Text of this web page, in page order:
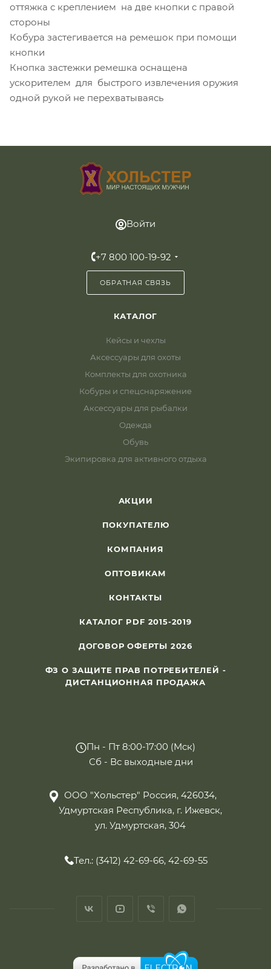
оттяжка с креплением на две кнопки с правой
стороны
Кобура застегивается на ремешок при помощи
кнопки
Кнопка застежки ремешка оснащена
ускорителем для быстрого извлечения оружия
одной рукой не перехватываясь
Войти
+7 800 100-19-92
ОБРАТНАЯ СВЯЗЬ
КАТАЛОГ
Кейсы и чехлы
Аксессуары для охоты
Комплекты для охотника
Кобуры и спецснаряжение
Аксессуары для рыбалки
Одежда
Обувь
Экипировка для активного отдыха
АКЦИИ
ПОКУПАТЕЛЮ
КОМПАНИЯ
ОПТОВИКАМ
КОНТАКТЫ
КАТАЛОГ PDF 2015-2019
ДОГОВОР ОФЕРТЫ 2026
ФЗ О ЗАЩИТЕ ПРАВ ПОТРЕБИТЕЛЕЙ -
ДИСТАНЦИОННАЯ ПРОДАЖА
Пн - Пт 8:00-17:00 (Мск)
Сб - Вс выходные дни
ООО "Хольстер" Россия, 426034,
Удмуртская Республика, г. Ижевск,
ул. Удмуртская, 304
Тел.: (3412) 42-69-66, 42-69-55